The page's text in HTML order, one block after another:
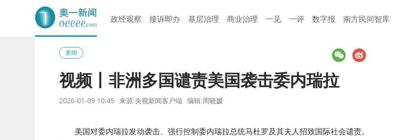
奥一网
政经观察 接诉即办 基层治理 商业治理 一见 一评 数字报 南方民间智库
要闻
视频丨非洲多国谴责美国袭击委内瑞拉
2026-01-09 10:45 来源:央视新闻客户端 编辑:周晓媛
美国对委内瑞拉发动袭击、强行控制委内瑞拉总统马杜罗及其夫人招致国际社会谴责。